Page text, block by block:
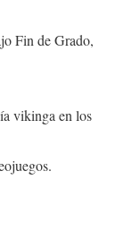
Fin de Grado,
vikinga en los